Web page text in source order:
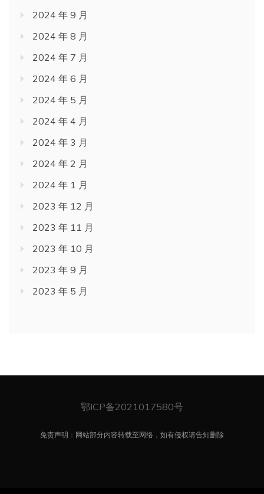
2024 年 9 月
2024 年 8 月
2024 年 7 月
2024 年 6 月
2024 年 5 月
2024 年 4 月
2024 年 3 月
2024 年 2 月
2024 年 1 月
2023 年 12 月
2023 年 11 月
2023 年 10 月
2023 年 9 月
2023 年 5 月
鄂ICP备2021017580号
免责声明：网站部分内容转载至网络，如有侵权请告知删除